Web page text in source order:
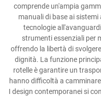
comprende un'ampia
manuali di base ai
tecnologie
strumenti essenziali per
offrendo la libertà di
dignità. La funzione
rotelle è garantire un
hanno difficoltà a
I design contemporanei si